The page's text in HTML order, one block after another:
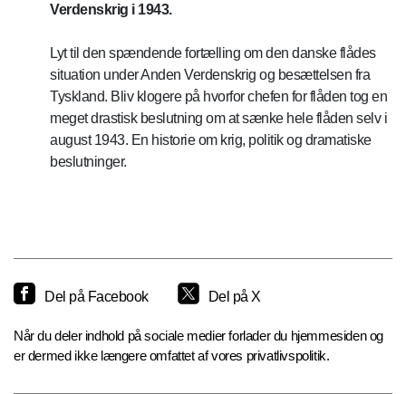
Verdenskrig i 1943.
Lyt til den spændende fortælling om den danske flådes
situation under Anden Verdenskrig og besættelsen fra
Tyskland. Bliv klogere på hvorfor chefen for flåden tog en
meget drastisk beslutning om at sænke hele flåden selv i
august 1943. En historie om krig, politik og dramatiske
beslutninger.
Del på Facebook Del på X
Når du deler indhold på sociale medier forlader du hjemmesiden og
er dermed ikke længere omfattet af vores privatlivspolitik.